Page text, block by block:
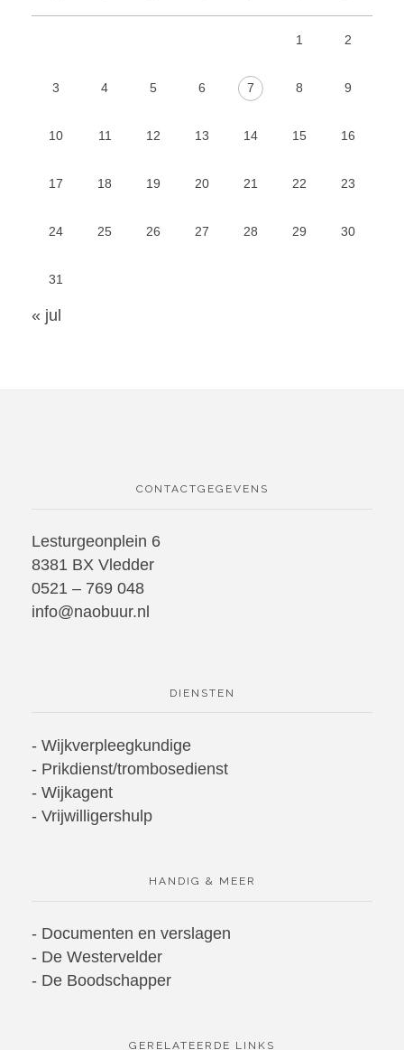
1 2
3 4 5 6 7 8 9
10 11 12 13 14 15 16
17 18 19 20 21 22 23
24 25 26 27 28 29 30
31
« jul
CONTACTGEGEVENS
Lesturgeonplein 6
8381 BX Vledder
0521 – 769 048
info@naobuur.nl
DIENSTEN
- Wijkverpleegkundige
- Prikdienst/trombosedienst
- Wijkagent
- Vrijwilligershulp
HANDIG & MEER
- Documenten en verslagen
- De Westervelder
- De Boodschapper
GERELATEERDE LINKS